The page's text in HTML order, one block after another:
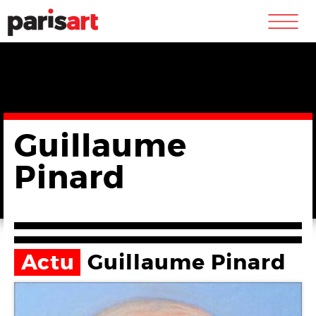
m
Guillaume
Pinard
Actu Guillaume Pinard